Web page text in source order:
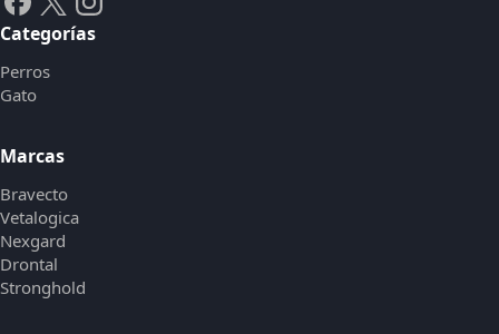
Categorías
Perros
Gato
Marcas
Bravecto
Vetalogica
Nexgard
Drontal
Stronghold